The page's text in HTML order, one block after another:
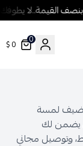
0 $
"نيو بالانس 550" يضيف لمسة
لك
وتوصيل مجاني